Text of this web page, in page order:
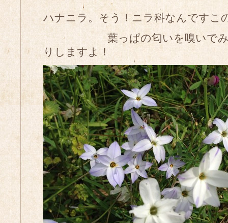
ハナニラ。そう！ニラ科なんですこ
葉っぱの匂いを嗅いでみる
りしますよ！